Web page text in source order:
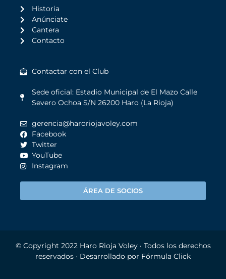
Historia
Anúnciate
Cantera
Contacto
Contactar con el Club
Sede oficial: Estadio Municipal de El Mazo Calle
Severo Ochoa S/N 26200 Haro (La Rioja)
gerencia@haroriojavoley.com
Facebook
Twitter
YouTube
Instagram
ÁREA DE SOCIOS
© Copyright 2022 Haro Rioja Voley· Todos los derechos
reservados · Desarrollado por Fórmula Click